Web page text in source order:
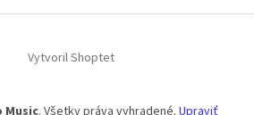
Vytvoril Shoptet